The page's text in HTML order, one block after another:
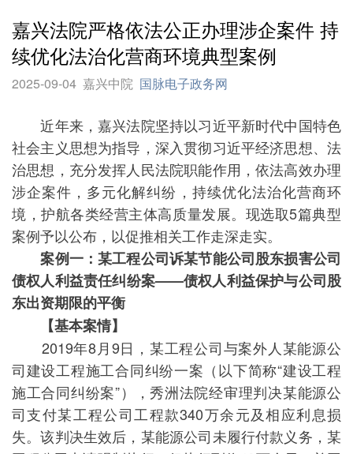
嘉兴法院严格依法公正办理涉企案件 持
续优化法治化营商环境典型案例
2025-09-04 嘉兴中院 国脉电子政务网
近年来，嘉兴法院坚持以习近平新时代中国特色
社会主义思想为指导，深入贯彻习近平经济思想、法
治思想，充分发挥人民法院职能作用，依法高效办理
涉企案件，多元化解纠纷，持续优化法治化营商环
境，护航各类经营主体高质量发展。现选取5篇典型
案例予以公布，以促推相关工作走深走实。
案例一：某工程公司诉某节能公司股东损害公司
债权人利益责任纠纷案——债权人利益保护与公司股
东出资期限的平衡
【基本案情】
2019年8月9日，某工程公司与案外人某能源公
司建设工程施工合同纠纷一案（以下简称“建设工程
施工合同纠纷案”），秀洲法院经审理判决某能源公
司支付某工程公司工程款340万余元及相应利息损
失。该判决生效后，某能源公司未履行付款义务，某